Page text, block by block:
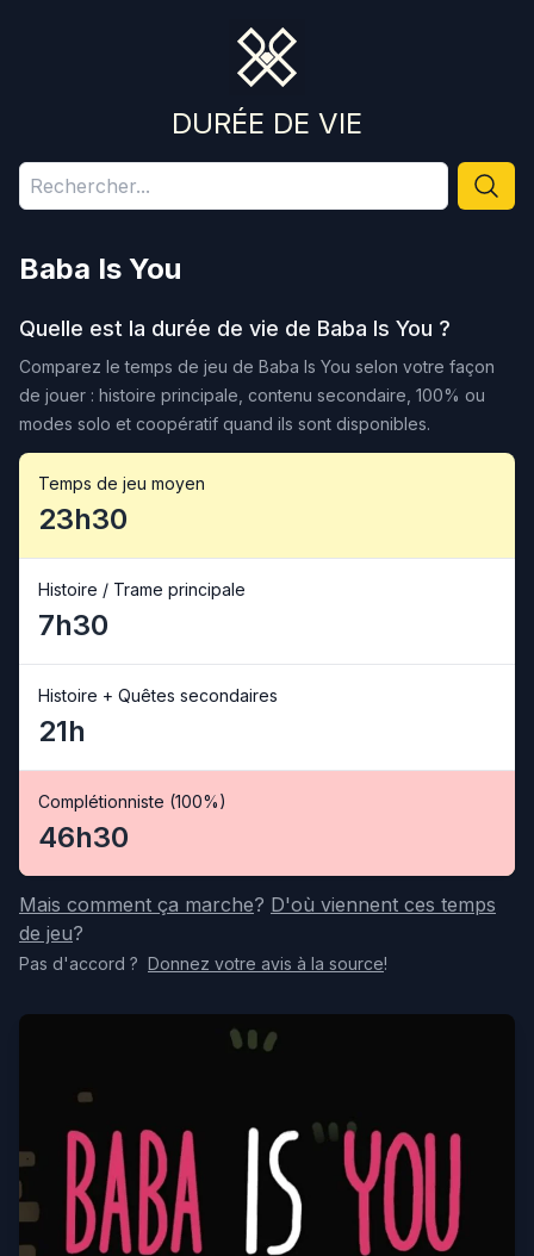
DURÉE DE VIE
Baba Is You
Quelle est la durée de vie de Baba Is You ?
Comparez le temps de jeu de Baba Is You selon votre façon
de jouer : histoire principale, contenu secondaire, 100% ou
modes solo et coopératif quand ils sont disponibles.
Temps de jeu moyen
23h30
Histoire / Trame principale
7h30
Histoire + Quêtes secondaires
21h
Complétionniste (100%)
46h30
Mais comment ça marche? D'où viennent ces temps
de jeu?
Pas d'accord ? Donnez votre avis à la source!